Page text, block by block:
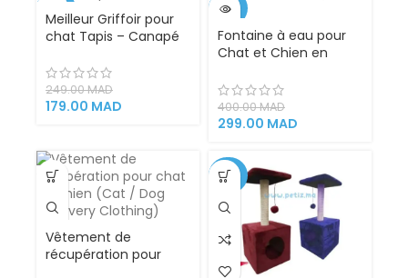
VENDU
Meilleur Griffoir pour
chat Tapis – Canapé
249.00MAD
179.00 MAD
-25%
VENDU
Fontaine à eau pour
Chat et Chien en
Indicateur Led
distributeur abreuvoir
solution hydratation
400.00MAD
299.00 MAD
Vêtement de
récupération pour
-29%